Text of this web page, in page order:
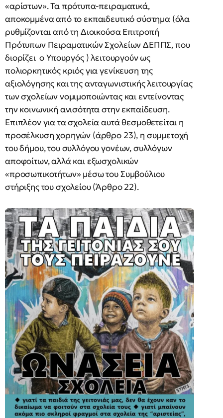
«αρίστων». Τα πρότυπα-πειραματικά,
αποκομμένα από το εκπαιδευτικό σύστημα (όλα
ρυθμίζονται από τη Διοικούσα Επιτροπή
Πρότυπων Πειραματικών Σχολείων ΔΕΠΠΣ, που
διορίζει ο Υπουργός ) λειτουργούν ως
πολιορκητικός κριός για γενίκευση της
αξιολόγησης και της ανταγωνιστικής λειτουργίας
των σχολείων νομιμοποιώντας και εντείνοντας
την κοινωνική ανισότητα στην εκπαίδευση.
Επιπλέον για τα σχολεία αυτά θεσμοθετείται η
προσέλκυση χορηγών (άρθρο 23), η συμμετοχή
του δήμου, του συλλόγου γονέων, συλλόγων
αποφοίτων, αλλά και εξωσχολικών
«προσωπικοτήτων» μέσω του Συμβούλιου
στήριξης του σχολείου (Άρθρο 22).